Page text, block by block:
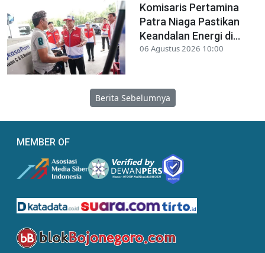
Komisaris Pertamina
Patra Niaga Pastikan
Keandalan Energi di...
06 Agustus 2026 10:00
Berita Sebelumnya
MEMBER OF